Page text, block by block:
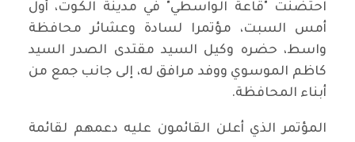
احتضنت "قاعة الواسطي" في مدينة الكوت، أول
أمس السبت، مؤتمرا لسادة وعشائر محافظة
واسط، حضره وكيل السيد مقتدى الصدر السيد
كاظم الموسوي ووفد مرافق له، إلى جانب جمع من
أبناء المحافظة.
المؤتمر الذي أعلن القائمون عليه دعمهم لقائمة